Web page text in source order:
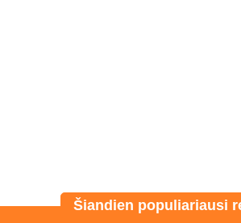
Šiandien populiariausi